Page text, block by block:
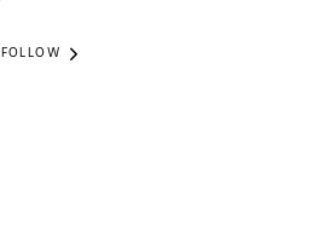
FOLLOW